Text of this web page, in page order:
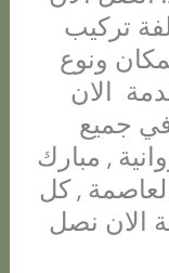
تكلفة تركيب
ونوع
الان
جميع
, مبارك
, كل
الان نصل